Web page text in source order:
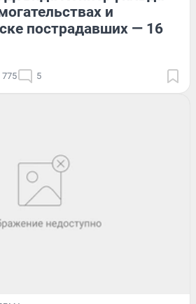
и
пострадавших — 16
775 5